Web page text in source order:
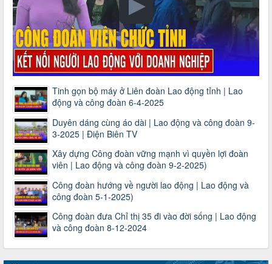
Tinh gọn bộ máy ở Liên đoàn Lao động tỉnh | Lao
động và công đoàn 6-4-2025
Duyên dáng cùng áo dài | Lao động và công đoàn 9-
3-2025 | Điện Biên TV
Xây dựng Công đoàn vững mạnh vì quyền lợi đoàn
viên | Lao động và công đoàn 9-2-2025)
Công đoàn hướng về người lao động | Lao động và
công đoàn 5-1-2025)
Công đoàn đưa Chỉ thị 35 đi vào đời sống | Lao động
và công đoàn 8-12-2024